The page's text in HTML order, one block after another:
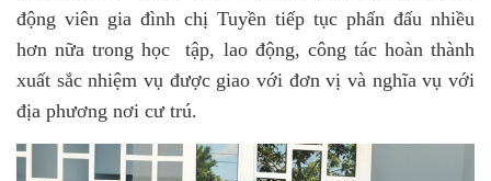
động viên gia đình chị Tuyền tiếp tục phấn đấu nhiều
hơn nữa trong học tập, lao động, công tác hoàn thành
xuất sắc nhiệm vụ được giao với đơn vị và nghĩa vụ với
địa phương nơi cư trú.